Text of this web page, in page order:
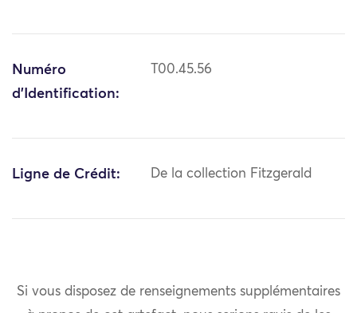
Numéro
d'Identification:
T00.45.56
Ligne de Crédit: De la collection Fitzgerald
Si vous disposez de renseignements supplémentaires